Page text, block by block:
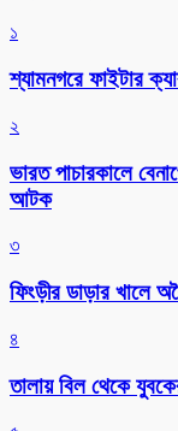
১
শ্যামনগরে ফাইটার
২
ভারত পাচারকালে
আটক
৩
ফিংড়ীর ডাড়ার খালে
৪
তালায় বিল থেকে